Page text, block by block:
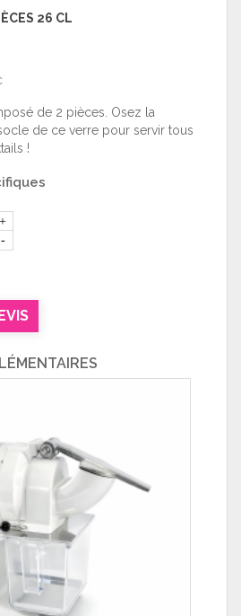
26 CL
de 2 pièces. Osez la
de ce verre pour servir tous
!